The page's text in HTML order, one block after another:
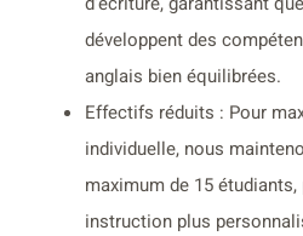
développent des
anglais bien équilibrées.
Effectifs réduits : Pour
individuelle, nous
maximum de 15
instruction plus